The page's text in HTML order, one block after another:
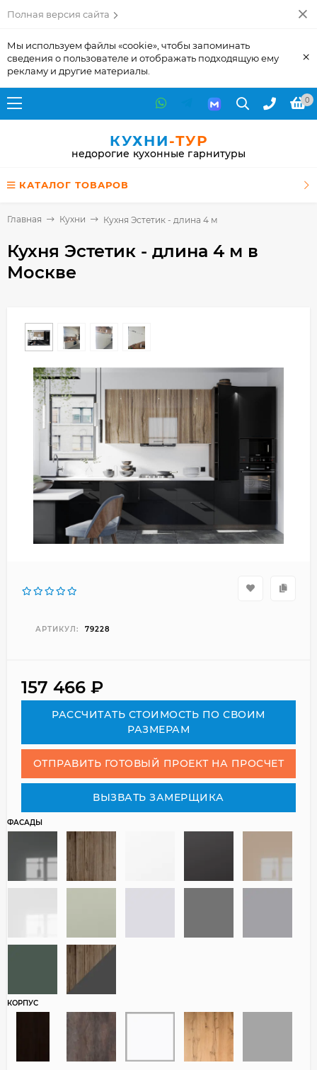
Полная версия сайта
Мы используем файлы «cookie», чтобы запоминать
сведения о пользователе и отображать подходящую ему
рекламу и другие материалы.
×
0
КУХНИ-ТУР
недорогие кухонные гарнитуры
КАТАЛОГ ТОВАРОВ
Главная Кухни Кухня Эстетик - длина 4 м
Кухня Эстетик - длина 4 м в
Москве
АРТИКУЛ: 79228
157 466 ₽
РАСCЧИТАТЬ СТОИМОСТЬ ПО СВОИМ
РАЗМЕРАМ
ОТПРАВИТЬ ГОТОВЫЙ ПРОЕКТ НА ПРОСЧЕТ
ВЫЗВАТЬ ЗАМЕРЩИКА
ФАСАДЫ
КОРПУС